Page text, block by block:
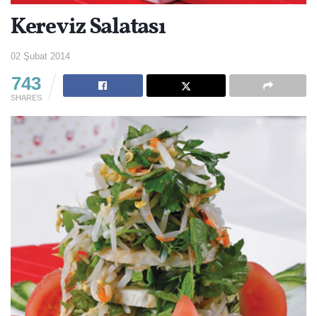
Kereviz Salatası
02 Şubat 2014
743
SHARES